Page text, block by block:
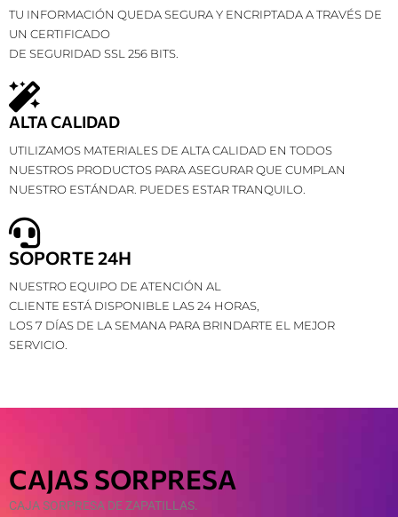
TU INFORMACIÓN QUEDA SEGURA Y ENCRIPTADA A TRAVÉS DE
UN CERTIFICADO
DE SEGURIDAD SSL 256 BITS.
ALTA CALIDAD
UTILIZAMOS MATERIALES DE ALTA CALIDAD EN TODOS
NUESTROS PRODUCTOS PARA ASEGURAR QUE CUMPLAN
NUESTRO ESTÁNDAR. PUEDES ESTAR TRANQUILO.
SOPORTE 24H
NUESTRO EQUIPO DE ATENCIÓN AL
CLIENTE ESTÁ DISPONIBLE LAS 24 HORAS,
LOS 7 DÍAS DE LA SEMANA PARA BRINDARTE EL MEJOR
SERVICIO.
CAJAS SORPRESA
CAJA SORPRESA DE ZAPATILLAS.